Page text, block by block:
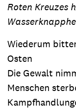
Roten Kreuzes
Wiederum
Osten
Die Gewalt
Menschen